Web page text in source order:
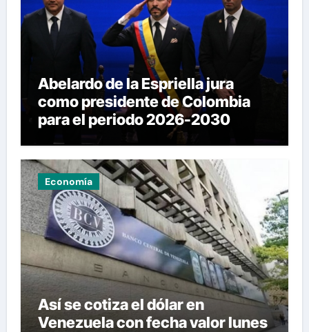
Abelardo de la Espriella jura
como presidente de Colombia
para el periodo 2026-2030
Economía
Así se cotiza el dólar en
Venezuela con fecha valor lunes